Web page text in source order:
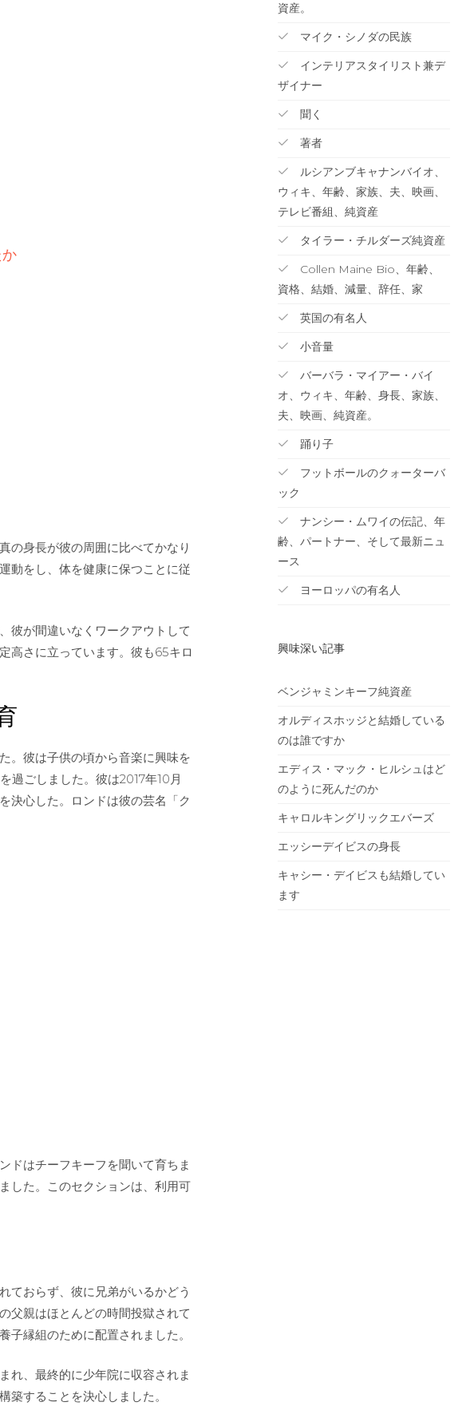
の身長が彼の周囲に比べてかなり
動をし、体を健康に保つことに従
彼が間違いなくワークアウトして
高さに立っています。彼も65キロ
。彼は子供の頃から音楽に興味を
過ごしました。彼は2017年10月
決心した。ロンドは彼の芸名「ク
ドはチーフキーフを聞いて育ちま
した。このセクションは、利用可
ておらず、彼に兄弟がいるかどう
父親はほとんどの時間投獄されて
縁組のために配置されました。
れ、最終的に少年院に収容されま
築することを決心しました。
資産。
マイク・シノダの民族
インテリアスタイリスト兼デ
ザイナー
聞く
著者
ルシアンブキャナンバイオ、
ウィキ、年齢、家族、夫、映画、
テレビ番組、純資産
タイラー・チルダーズ純資産
Collen Maine Bio、年齢、
資格、結婚、減量、辞任、家
英国の有名人
小音量
バーバラ・マイアー・バイ
オ、ウィキ、年齢、身長、家族、
夫、映画、純資産。
踊り子
フットボールのクォーターバ
ック
ナンシー・ムワイの伝記、年
齢、パートナー、そして最新ニュ
ース
ヨーロッパの有名人
興味深い記事
ベンジャミンキーフ純資産
オルディスホッジと結婚している
のは誰ですか
エディス・マック・ヒルシュはど
のように死んだのか
キャロルキングリックエバーズ
エッシーデイビスの身長
キャシー・デイビスも結婚してい
ます